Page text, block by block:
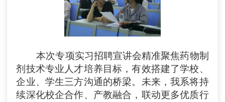
本次专项实习招聘宣讲会精准聚焦药物制
剂技术专业人才培养目标，有效搭建了学校、
企业、学生三方沟通的桥梁。未来，我系将持
续深化校企合作、产教融合，联动更多优质行